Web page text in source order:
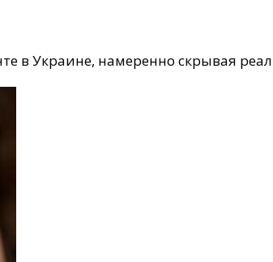
в Украине, намеренно скрывая